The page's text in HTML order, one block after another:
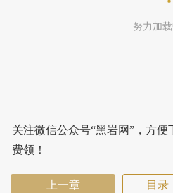
努力加载
关注微信公众号“黑岩网”，方
费领！
上一章 目录